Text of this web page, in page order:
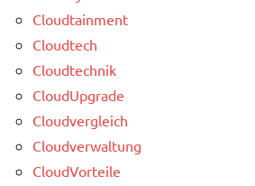
Cloudtainment
Cloudtech
Cloudtechnik
CloudUpgrade
Cloudvergleich
Cloudverwaltung
CloudVorteile